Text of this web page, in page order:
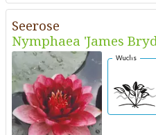
Seerose
Nymphaea 'James
Wuchs